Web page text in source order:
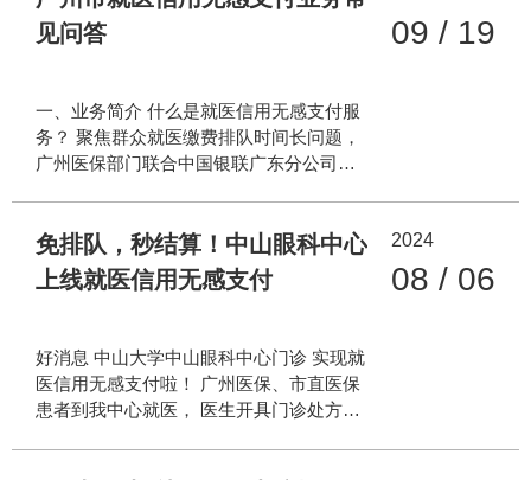
APP使用医保药品比价小程序，输入药品
名称后，便能
即: 4200元—3600元=600元。 简单来说 医
保统筹支付和自付支付 对象都是在医保范
于基本医保范围内 由个人负担的部分 “个
人自费”指的是 不属于基本医保范围的 由
个人全额支付的费用
见问答
一、业务简介 什么是就医信用无感支付服
务？ 聚焦群众就医缴费排队时间长问题，
广州医保部门联合中国银联广东分公司、
员通过“广州医保”微信公众号、银联云闪付
App、医疗机构公众号/小程序等渠道一次
性签约开通就医信用无感支付服务（长期
即可免除所有就医排队或手机操作缴费环
节，实现医保“秒报销”、个人排队缴费“零
等候”、“零操作”的新体验。 就医信用无
感支付服务的适用对象有哪些人群？ 1.广
州市职工医保、居民医保、市直医保人员
2.广州区直医保参保人员（越秀、海珠、
09 / 19
免排队，秒结算！中山眼科中心
上线就医信用无感支付
好消息 中山大学中山眼科中心门诊 实现就
医信用无感支付啦！ 广州医保、市直医保
患者到我中心就医， 医生开具门诊处方后
2024
08 / 06